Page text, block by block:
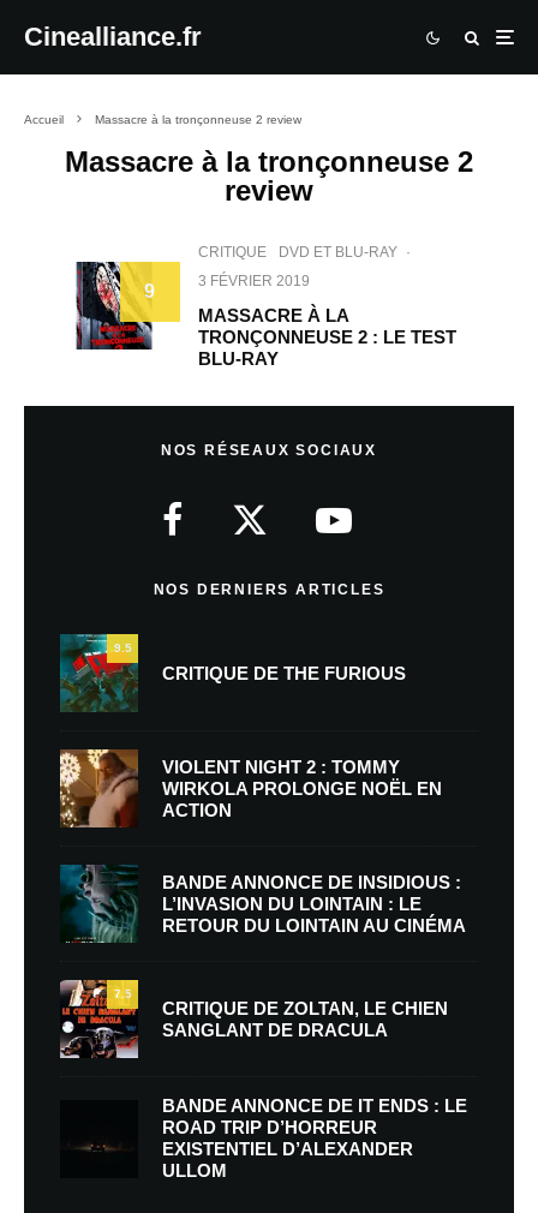
Cinealliance.fr
Accueil Massacre à la tronçonneuse 2 review
Massacre à la tronçonneuse 2
review
9
CRITIQUE DVD ET BLU-RAY ·
3 FÉVRIER 2019
MASSACRE À LA
TRONÇONNEUSE 2 : LE TEST
BLU-RAY
NOS RÉSEAUX SOCIAUX
NOS DERNIERS ARTICLES
9.5
CRITIQUE DE THE FURIOUS
VIOLENT NIGHT 2 : TOMMY
WIRKOLA PROLONGE NOËL EN
ACTION
BANDE ANNONCE DE INSIDIOUS :
L’INVASION DU LOINTAIN : LE
RETOUR DU LOINTAIN AU CINÉMA
7.5
CRITIQUE DE ZOLTAN, LE CHIEN
SANGLANT DE DRACULA
BANDE ANNONCE DE IT ENDS : LE
ROAD TRIP D’HORREUR
EXISTENTIEL D’ALEXANDER
ULLOM